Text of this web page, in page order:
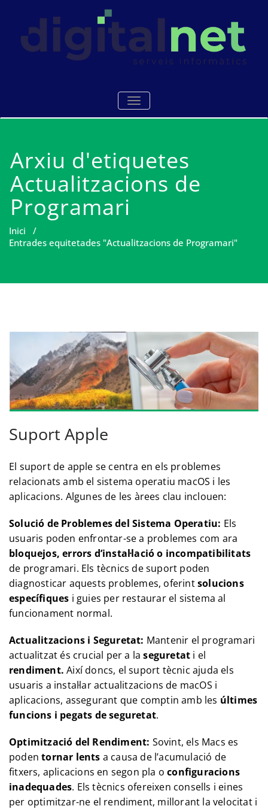
Digitalnet
TOGGLE NAVIGATION
Arxiu d'etiquetes
Actualitzacions de
Programari
Inici /
Entrades equitetades "Actualitzacions de Programari"
Suport Apple
El suport de apple se centra en els problemes
relacionats amb el sistema operatiu macOS i les
aplicacions. Algunes de les àrees clau inclouen:
Solució de Problemes del Sistema Operatiu: Els
usuaris poden enfrontar-se a problemes com ara
bloquejos, errors d’instal·lació o incompatibilitats
de programari. Els tècnics de suport poden
diagnosticar aquests problemes, oferintsolucions
específiques i guies per restaurar el sistema al
funcionament normal.
Actualitzacions i Seguretat: Mantenir el programari
actualitzat és crucial per a laseguretat i el
rendiment. Així doncs, el suport tècnic ajuda els
usuaris a instal·lar actualitzacions de macOS i
aplicacions, assegurant que comptin amb les últimes
funcions i pegats de seguretat.
Optimització del Rendiment: Sovint, els Macs es
podentornar lents a causa de l’acumulació de
fitxers, aplicacions en segon pla oconfiguracions
inadequades. Els tècnics ofereixen consells i eines
per optimitzar-ne el rendiment, millorant la velocitat i